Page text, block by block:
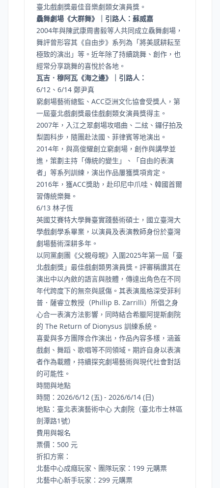
臺北戲劇獎最佳音樂劇類女演員獎。
驫舞劇場《大群舞》｜引路人：蘇威嘉
2004年與陳武康周書毅等人共同成立驫舞劇場，
舞評曾形容其《自由步》系列為「將美感耕耘至
極致的演出」等。近年除了持續跳舞、創作，也
經常分享跳舞的喜悅於各地。
瓦吉．穆阿瓦《海之邊》｜引路人：
6/12、6/14 鄭尹真
窮劇場藝術總監、ACC亞洲文化協會受獎人，第
一屆臺北戲劇獎最佳戲劇類女演員獎得主。
2007年，入江之翠劇場攻唱曲、二絃、鑼仔拍及
梨園科步，隨團赴法國、菲律賓等地演出。
2014年，與高俊耀創立窮劇場，創作與講學並
進，策劃主持「傳統的變生」、「自由的表演
者」等系列訓練，演出作品屢獲獎項肯定。
2016年，獲ACC獎助，赴印尼中爪哇、韓國首爾
習傳統樂舞。
6/13 林子恆
英國艾賽特大學舞臺實踐藝術碩士，國立臺灣大
學戲劇學系畢業，以演員及表演教師身份於臺灣
劇場藝術深耕多年。
以同黨劇團《父親母親》入圍2025年第一屆「臺
北戲劇獎」最佳戲劇類男演員獎。評審稱讚其在
演出中以內斂的語言與肢體，傳達出角色在不同
年代跨度下的無奈與感傷。其表演風格深受菲利
普．薩睿立教授（Phillip B. Zarrilli）所倡之身
心合一表演方法影響，同時結合希臘阿提斯劇院
的 The Return of Dionysus 訓練系統。
喜愛與多方團隊合作演出，作品內容多樣，涵蓋
戲劇、舞蹈、歌唱等不同領域。期許自身以表演
者作為載體，持續探究劇場藝術與現代社會對話
的可能性。
時間與地點
時間：2026/6/12 (五) - 2026/6/14 (日)
地點：臺北表演藝術中心 大劇院（臺北市士林區
劍潭路1號）
費用與報名
票價：500 元
折扣方案：
北藝中心成癮玩家、團隊玩家：199 元購票
北藝中心新手玩家：299 元購票